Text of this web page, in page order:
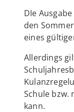
DIe
den
eines
Allerdings
Schule bzw.
kann.